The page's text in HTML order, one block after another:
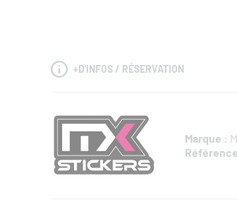
+D'INFOS / RÉSERVATION
Marque :